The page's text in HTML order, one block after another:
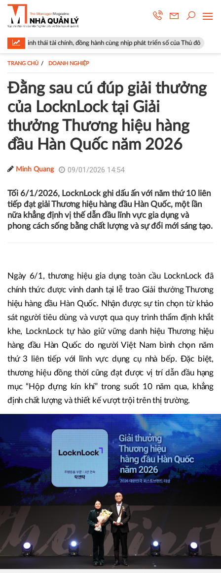
đồng hành cùng nhịp phát triển số của Thủ đô Góp ý sửa đổi
TRANG CHỦ DOANH NGHIỆP
Đằng sau cú đúp giải thưởng
của LocknLock tại Giải
thưởng Thương hiệu hàng
đầu Hàn Quốc năm 2026
Minh Quang 09/01/2026 14:54
Tối 6/1/2026, LocknLock ghi dấu ấn với năm thứ 10 liên
tiếp đạt giải Thương hiệu hàng đầu Hàn Quốc, một lần
nữa khẳng định vị thế dẫn đầu lĩnh vực gia dụng và
phong cách sống bằng chất lượng và sự đổi mới sáng tạo.
Ngày 6/1, thương hiệu gia dụng toàn cầu LocknLock đã
chính thức được vinh danh tại lễ trao Giải thưởng Thương
hiệu hàng đầu Hàn Quốc. Nhận được sự tin chọn từ khảo
sát người tiêu dùng và vượt qua quy trình thẩm định khắt
khe, LocknLock tự hào giữ vững danh hiệu Thương hiệu
hàng đầu Hàn Quốc do người Việt Nam bình chọn năm
thứ 3 liên tiếp với lĩnh vực dụng cụ nhà bếp. Đặc biệt,
thương hiệu đồng thời cũng đạt được vị trí dẫn đầu hạng
mục “Hộp đựng kín khí” trong suốt 10 năm qua, khẳng
định chất lượng và thiết kế vượt trội trên thị trường.